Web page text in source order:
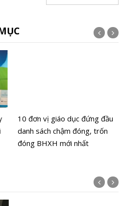
10 đơn vị giáo dục đứng đầu
danh sách chậm đóng, trốn
đóng BHXH mới nhất